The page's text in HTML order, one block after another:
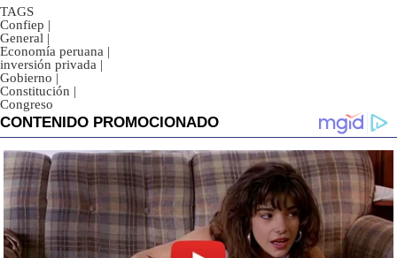
TAGS
Confiep |
General |
Economía peruana |
inversión privada |
Gobierno |
Constitución |
Congreso